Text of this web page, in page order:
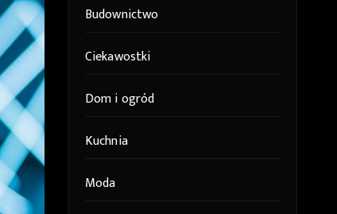
Budownictwo
Ciekawostki
Dom i ogród
Kuchnia
Moda